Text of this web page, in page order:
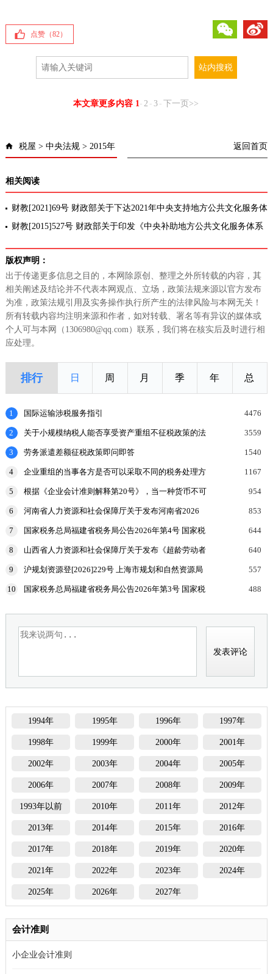
点赞（82）
本文章更多内容: 1- 2 - 3 - 下一页>>
税屋 > 中央法规> 2015年 返回首页
相关阅读
财教[2021]69号 财政部关于下达2021年中央支持地方公共文化服务体
系建设补助资金预算的通知
财教[2015]527号 财政部关于印发《中央补助地方公共文化服务体系
版权声明：
出于传递更多信息之目的，本网除原创、整理之外所转载的内容，其
相关阐述及结论并不代表本网观点、立场，政策法规来源以官方发布
为准，政策法规引用及实务操作执行所产生的法律风险与本网无关！
所有转载内容均注明来源和作者，如对转载、署名等有异议的媒体或
个人可与本网（1306980@qq.com）联系，我们将在核实后及时进行相
应处理。
排行 日 周 月 季 年 总
1 国际运输涉税服务指引 4476
2
关于小规模纳税人能否享受资产重组不征税政策的法
3559
3 劳务派遣差额征税政策即问即答 1540
4
企业重组的当事各方是否可以采取不同的税务处理方
1167
5
根据《企业会计准则解释第20号》，当一种货币不可
察汇率、
954
6
河南省人力资源和社会保障厅关于发布河南省2026
853
7
国家税务总局福建省税务局公告2026年第4号 国家税
物劳
644
8
山西省人力资源和社会保障厅关于发布《超龄劳动者
640
9
沪规划资源登[2026]229号 上海市规划和自然资源局
置
557
10
国家税务总局福建省税务局公告2026年第3号 国家税
试点
488
1994年 1995年 1996年 1997年
1998年 1999年 2000年 2001年
2002年 2003年 2004年 2005年
2006年 2007年 2008年 2009年
1993年以前 2010年 2011年 2012年
2013年 2014年 2015年 2016年
2017年 2018年 2019年 2020年
2021年 2022年 2023年 2024年
2025年 2026年 2027年
会计准则
小企业会计准则